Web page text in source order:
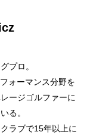
プロ。
ォーマンス分野を
ージゴルファーに
る。
ラブで15年以上に